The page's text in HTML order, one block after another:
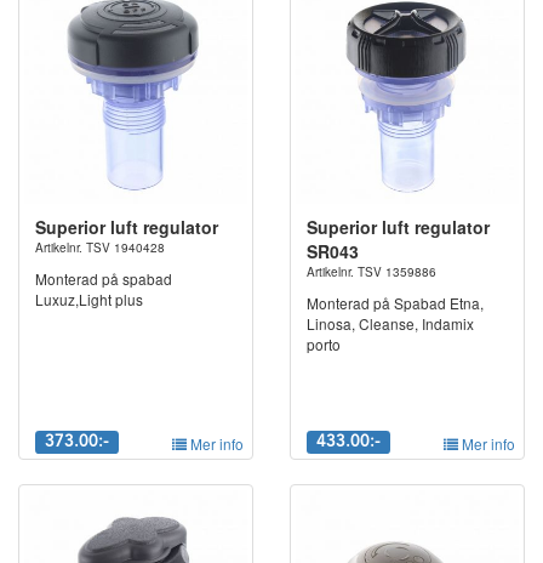
Superior luft regulator
Artikelnr. TSV 1940428
Monterad på spabad
Luxuz,Light plus
373.00:- Mer info
Superior luft regulator
SR043
Artikelnr. TSV 1359886
Monterad på Spabad Etna,
Linosa, Cleanse, Indamix
porto
433.00:- Mer info